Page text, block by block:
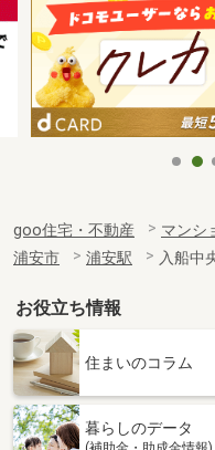
goo住宅・不動産 マンシ
浦安市
浦安駅 入船中
お役立ち情報
住まいのコラム
暮らしのデータ